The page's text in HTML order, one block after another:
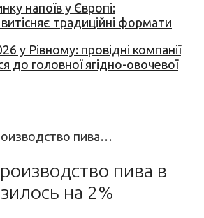
напоїв у Європі:
традиційні формати
у Рівному: провідні компанії
до головної ягідно-овочевої
пива…
пива в
на 2%